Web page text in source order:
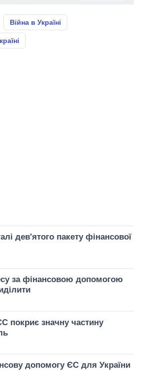
Війна в Україні
дев'ятого пакету фінансової
за фінансовою допомогою
покриє значну частину
допомогу ЄС для України